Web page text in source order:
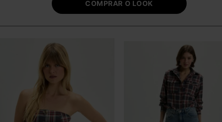
COMPRAR O LOOK